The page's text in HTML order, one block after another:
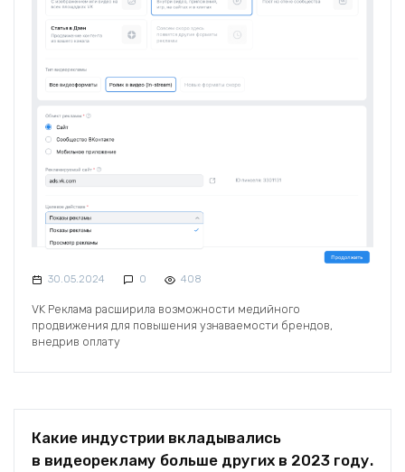
30.05.2024 0 408
VK Реклама расширила возможности медийного
продвижения для повышения узнаваемости брендов,
внедрив оплату
Какие индустрии вкладывались
в видеорекламу больше других в 2023 году.